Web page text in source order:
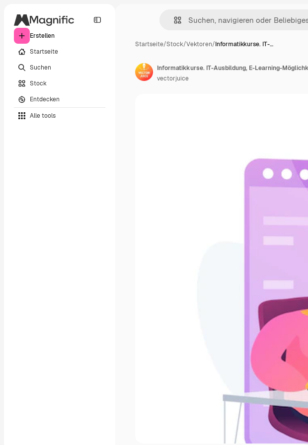
Erstellen
Startseite
Suchen
Stock
Entdecken
Alle tools
Startseite/Stock/Vektoren/Informatikkurse. IT-…
vectorjuice